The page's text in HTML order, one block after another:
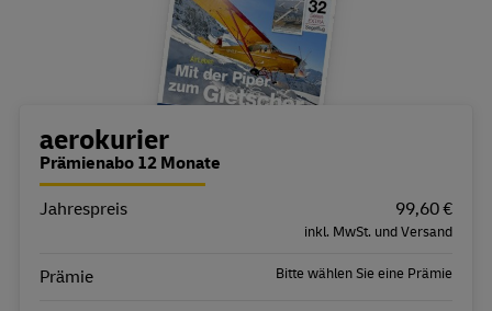
Bestellübersicht
aerokurier
Prämienabo 12 Monate
Eigenschaft
Jahrespreis 99,60 €
inkl. MwSt. und Versand
Prämie Bitte wählen Sie eine Prämie